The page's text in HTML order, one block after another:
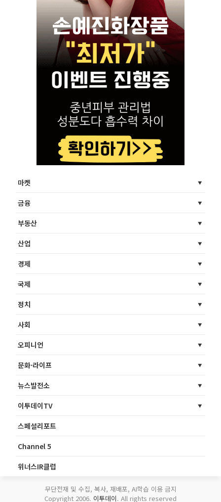
마켓
금융
부동산
산업
경제
국제
정치
사회
오피니언
문화·라이프
뉴스발전소
이투데이TV
스페셜리포트
Channel 5
위너스IR클럽
무단전재 및 수집, 복사, 재배포, AI학습 이용 금지
Copyright 2006. 이투데이. All rights reserved